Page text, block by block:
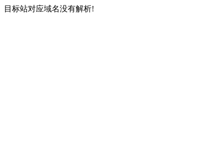
目标站对应域名没有解析!